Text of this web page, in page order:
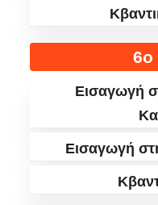
6ο
Εισαγωγή
Εισαγωγή